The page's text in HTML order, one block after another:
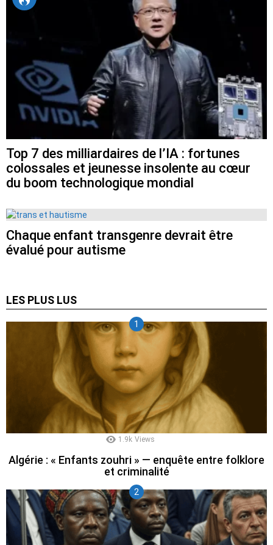
Top 7 des milliardaires de l’IA : fortunes
colossales et jeunesse insolente au cœur
du boom technologique mondial
Chaque enfant transgenre devrait être
évalué pour autisme
LES PLUS LUS
1.9k Views
Algérie : « Enfants zouhri » — enquête entre folklore
et criminalité